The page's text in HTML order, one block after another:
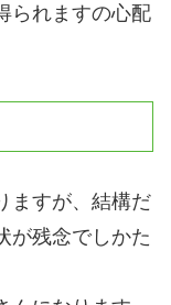
られますの心配
ますが、結構だ
が残念でしかた